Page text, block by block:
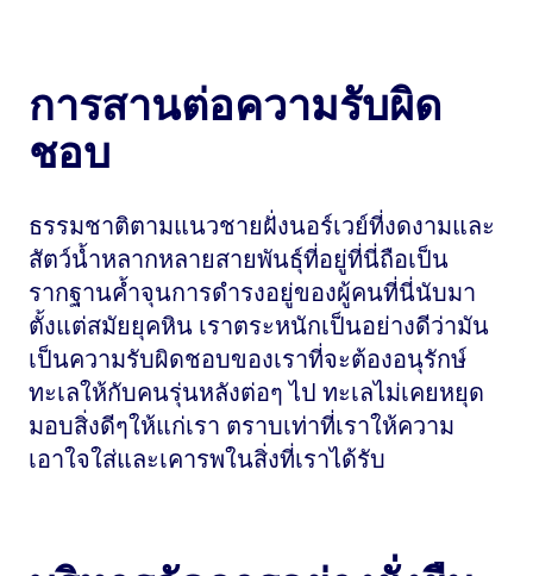
การสานต่อความรับผิด
ชอบ
ธรรมชาติตามแนวชายฝั่งนอร์เวย์ที่งดงามและ
สัตว์น้ำหลากหลายสายพันธุ์ที่อยู่ที่นี่ถือเป็น
รากฐานค้ำจุนการดำรงอยู่ของผู้คนที่นี่นับมา
ตั้งแต่สมัยยุคหิน เราตระหนักเป็นอย่างดีว่ามัน
เป็นความรับผิดชอบของเราที่จะต้องอนุรักษ์
ทะเลให้กับคนรุ่นหลังต่อๆ ไป ทะเลไม่เคยหยุด
มอบสิ่งดีๆให้แก่เรา ตราบเท่าที่เราให้ความ
เอาใจใส่และเคารพในสิ่งที่เราได้รับ